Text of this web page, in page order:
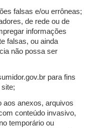
falsas e/ou errôneas;
de rede ou de
informações
falsas, ou ainda
não possa ser
para fins
aos anexos, arquivos
conteúdo invasivo,
temporário ou